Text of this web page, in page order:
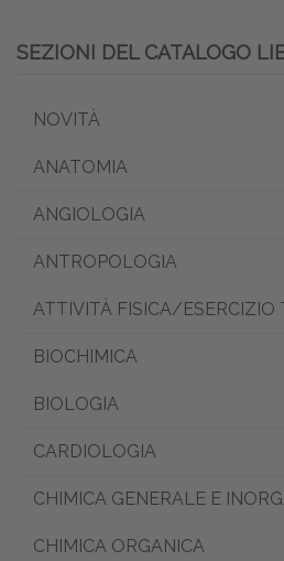
SEZIONI DEL CATALOGO
NOVITÀ
ANATOMIA
ANGIOLOGIA
ANTROPOLOGIA
ATTIVITÀ FISICA/ESERCIZIO
BIOCHIMICA
BIOLOGIA
CARDIOLOGIA
CHIMICA GENERALE E
CHIMICA ORGANICA